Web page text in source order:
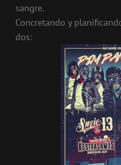
sangre.
Concretando y
dos: